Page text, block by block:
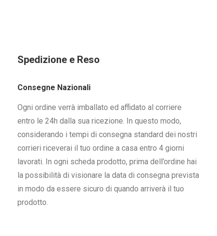
Spedizione e Reso
Consegne Nazionali
Ogni ordine verrà imballato ed affidato al corriere
entro le 24h dalla sua ricezione. In questo modo,
considerando i tempi di consegna standard dei nostri
corrieri riceverai il tuo ordine a casa entro 4 giorni
lavorati. In ogni scheda prodotto, prima dell’ordine hai
la possibilità di visionare la data di consegna prevista
in modo da essere sicuro di quando arriverà il tuo
prodotto.